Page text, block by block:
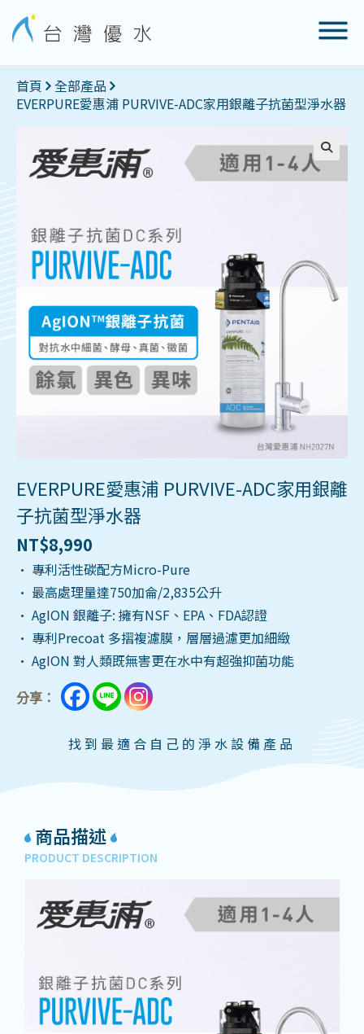
首頁
全部產品
EVERPURE愛惠浦 PURVIVE-ADC家用銀離子抗菌型淨水器
EVERPURE愛惠浦 PURVIVE-ADC家用銀離
子抗菌型淨水器
NT$8,990
• 專利活性碳配方Micro-Pure
• 最高處理量達750加侖/2,835公升
• AgION 銀離子: 擁有NSF、EPA、FDA認證
• 專利Precoat 多摺複濾膜，層層過濾更加細緻
• AgION 對人類既無害更在水中有超強抑菌功能
分享：
找到最適合自己的淨水設備產品
商品描述
PRODUCT DESCRIPTION